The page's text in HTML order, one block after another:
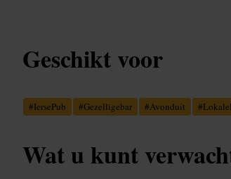
Geschikt voor
#IersePub #Gezelligebar #Avonduit #
Wat u kunt